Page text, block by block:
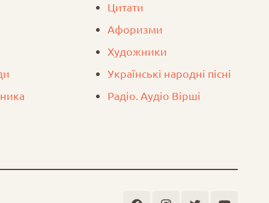
Цитати
Афоризми
Художники
Українські народні пісні
Радіо. Аудіо Вірші